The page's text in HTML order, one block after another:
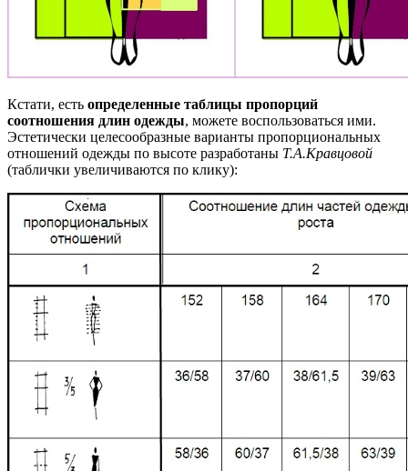
Кстати, есть определенные таблицы пропорций
соотношения длин одежды, можете воспользоваться ими.
Эстетически целесообразные варианты пропорциональных
отношений одежды по высоте разработаны Т.А.Кравцовой
(таблички увеличиваются по клику):